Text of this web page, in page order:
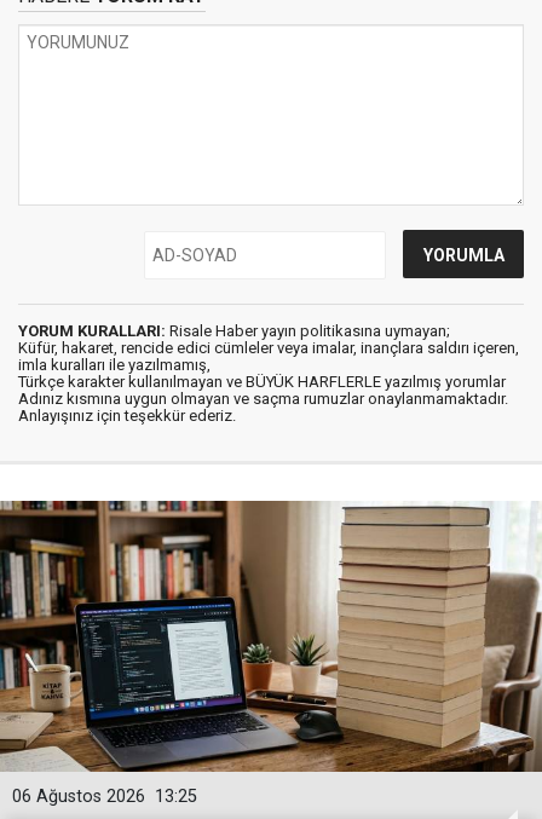
YORUM KURALLARI: Risale Haber yayın politikasına uymayan;
Küfür, hakaret, rencide edici cümleler veya imalar, inançlara saldırı içeren,
imla kuralları ile yazılmamış,
Türkçe karakter kullanılmayan ve BÜYÜK HARFLERLE yazılmış yorumlar
Adınız kısmına uygun olmayan ve saçma rumuzlar onaylanmamaktadır.
Anlayışınız için teşekkür ederiz.
13:25
06 Ağustos 2026